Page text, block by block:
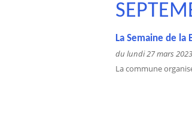
La Semaine de la
du lundi 27 mars
La commune